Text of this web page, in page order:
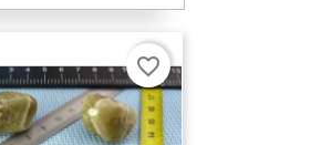
favorite_border